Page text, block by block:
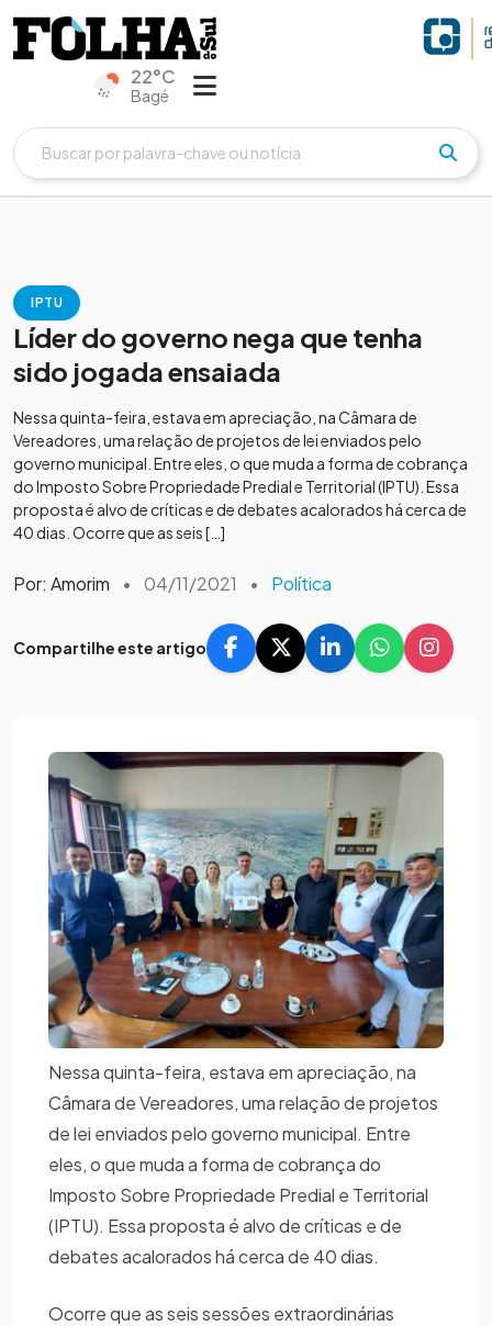
22°C
Bagé
IPTU
Líder do governo nega que tenha
sido jogada ensaiada
Nessa quinta-feira, estava em apreciação, na Câmara de
Vereadores, uma relação de projetos de lei enviados pelo
governo municipal. Entre eles, o que muda a forma de cobrança
do Imposto Sobre Propriedade Predial e Territorial (IPTU). Essa
proposta é alvo de críticas e de debates acalorados há cerca de
40 dias. Ocorre que as seis […]
Por: Amorim • 04/11/2021 • Política
Compartilhe este artigo
Nessa quinta-feira, estava em apreciação, na
Câmara de Vereadores, uma relação de projetos
de lei enviados pelo governo municipal. Entre
eles, o que muda a forma de cobrança do
Imposto Sobre Propriedade Predial e Territorial
(IPTU). Essa proposta é alvo de críticas e de
debates acalorados há cerca de 40 dias.
Ocorre que as seis sessões extraordinárias